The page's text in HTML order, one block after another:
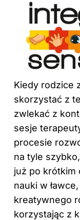
Kiedy rodzice
skorzystać z
zwlekać z
sesje
procesie
na tyle
już po krótkim
nauki w
kreatywnego
korzystając z